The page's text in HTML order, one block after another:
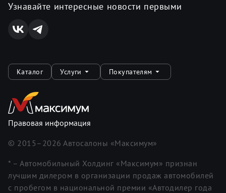
Узнавайте интересные новости первыми
Каталог Услуги Покупателям
Правовая информация
© 2015– 2026 Автосалоны «Максимум»
* – Автомобильный Холдинг «Максимум» признан
лучшим дилером в организации продаж автомобилей
с пробегом в национальной премии «Автодилер года